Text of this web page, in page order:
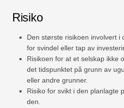
Risiko
Den største risikoen involvert i
for svindel eller tap av
Risikoen for at et selskap ikke
det tidspunktet på grunn av
eller andre grunner.
Risiko for svikt i den planlagte
den.